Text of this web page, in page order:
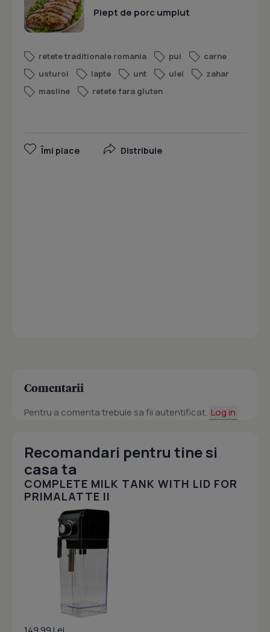
Piept de porc umplut
retete traditionale romania pui
carne
usturoi
lapte unt ulei
zahar
masline
retete fara gluten
Îmi place Distribuie
Comentarii
Pentru a comenta trebuie sa fii autentificat. Log in
Recomandari pentru tine si
casa ta
COMPLETE MILK TANK WITH LID FOR
PRIMALATTE II